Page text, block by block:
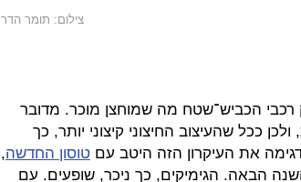
צילום: תומר הדר
רכבי הכביש־שטח מה שמוחצן מוכר. מדובר
ככל שהעיצוב החיצוני קיצוני יותר, כך
את העיקרון הזה היטב עם טוסון החדשה,
הבאה. הגימיקים, כך ניכר, שופעים. עם